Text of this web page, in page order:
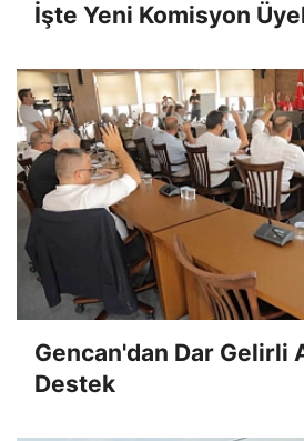
İşte Yeni Komisyon
Gencan'dan Dar Gelirli
Destek